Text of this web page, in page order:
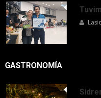
GASTRONOMÍA